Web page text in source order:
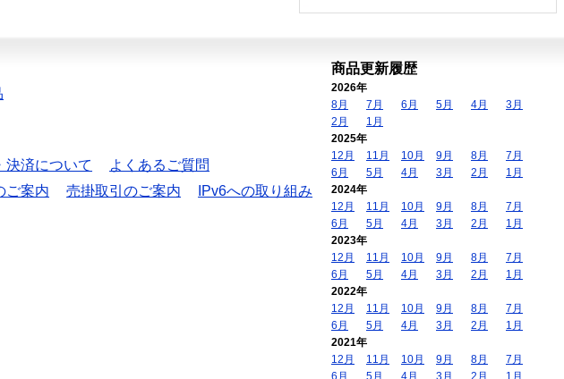
決済について
よくあるご質問
ご案内 売掛取引のご案内
IPv6への取り組み
商品更新履歴
2026年
8月
7月 6月 5月 4月
3月
2月
1月
2025年
12月
11月 10月 9月 8月
7月
6月
5月 4月 3月 2月
1月
2024年
12月
11月 10月 9月 8月
7月
6月
5月 4月 3月 2月
1月
2023年
12月
11月 10月 9月 8月
7月
6月
5月 4月 3月 2月
1月
2022年
12月
11月 10月 9月 8月
7月
6月
5月 4月 3月 2月
1月
2021年
12月
11月 10月 9月 8月
7月
6月
5月 4月 3月 2月
1月